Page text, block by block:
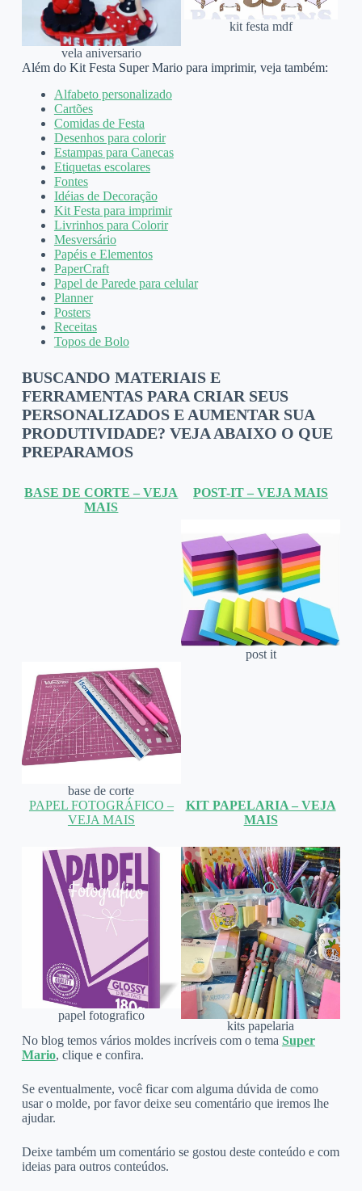
vela aniversario
kit festa mdf
Além do Kit Festa Super Mario para imprimir, veja também:
Alfabeto personalizado
Cartões
Comidas de Festa
Desenhos para colorir
Estampas para Canecas
Etiquetas escolares
Fontes
Idéias de Decoração
Kit Festa para imprimir
Livrinhos para Colorir
Mesversário
Papéis e Elementos
PaperCraft
Papel de Parede para celular
Planner
Posters
Receitas
Topos de Bolo
BUSCANDO MATERIAIS E
FERRAMENTAS PARA CRIAR SEUS
PERSONALIZADOS E AUMENTAR SUA
PRODUTIVIDADE? VEJA ABAIXO O QUE
PREPARAMOS
BASE DE CORTE – VEJA
MAIS
base de corte
POST-IT – VEJA MAIS
post it
PAPEL FOTOGRÁFICO –
VEJA MAIS
papel fotografico
KIT PAPELARIA – VEJA
MAIS
kits papelaria
No blog temos vários moldes incríveis com o tema Super
Mario, clique e confira.
Se eventualmente, você ficar com alguma dúvida de como
usar o molde, por favor deixe seu comentário que iremos lhe
ajudar.
Deixe também um comentário se gostou deste conteúdo e com
ideias para outros conteúdos.